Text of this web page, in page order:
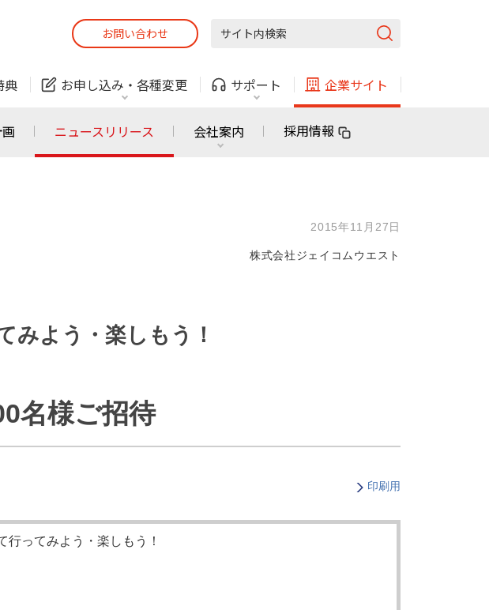
お問い合わせ
典 お申し込み・ 各種変更 サポート 企業サイト
ガス
利用できる物件も！
ガス
種お手続き
問・窓口
契約関連
でんき 固定電話
法人・自治体向けサービス
ニュースリリース 会社案内 採用情報
2015年11月27日
株式会社ジェイコムウエスト
みよう・楽しもう！
名様ご招待
印刷用
行ってみよう・楽しもう！